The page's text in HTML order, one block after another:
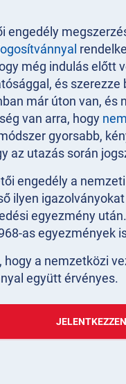
engedély
még indulás előtt
és szerezze
már úton van, és
van arra, hogy
gyorsabb,
az utazás során
engedély a
ilyen
egyezmény
as egyezmények
hogy a nemzetközi
együtt érvényes.